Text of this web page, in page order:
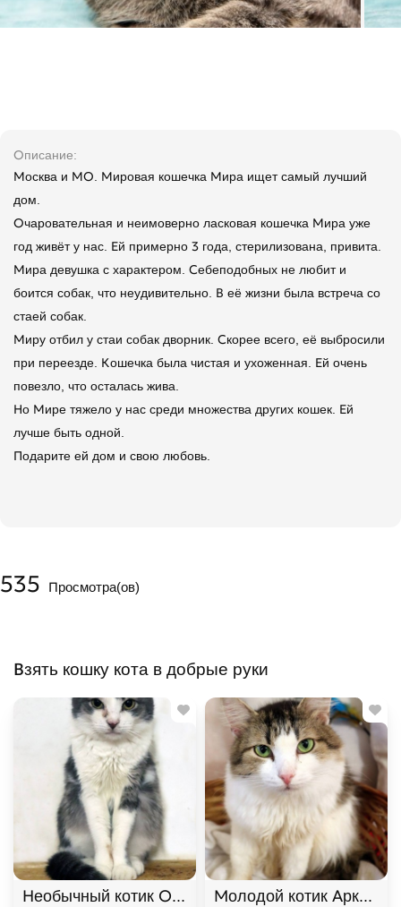
Описание
Москва и МО. Мировая кошечка Мира ищет самый лучший
дом.
Очаровательная и неимоверно ласковая кошечка Мира уже
год живёт у нас. Ей примерно 3 года, стерилизована, привита.
Мира девушка с характером. Себеподобных не любит и
боится собак, что неудивительно. В её жизни была встреча со
стаей собак.
Миру отбил у стаи собак дворник. Скорее всего, её выбросили
при переезде. Кошечка была чистая и ухоженная. Ей очень
повезло, что осталась жива.
Но Мире тяжело у нас среди множества других кошек. Ей
лучше быть одной.
Подарите ей дом и свою любовь.
535 Просмотра(ов)
Взять кошку кота в добрые руки
Необычный котик Омлет ищет дом. В дар!
Молодой котик